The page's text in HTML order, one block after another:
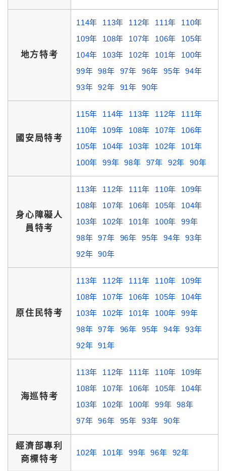
地方特考
114年 113年 112年 111年
110年
109年
108年 107年 106年
105年
104年
103年 102年 101年
100年
99年
98年 97年 96年 95年
94年
93年
92年 91年 90年
國安局特考
115年 114年 113年 112年
111年
110年
109年 108年 107年
106年
105年
104年 103年 102年
101年
100年
99年 98年 97年 92年 90年
身心障礙人
員特考
113年 112年 111年 110年
109年
108年
107年 106年 105年
104年
103年
102年 101年 100年
99年
98年
97年 96年 95年 94年
93年
92年
90年
原住民特考
113年 112年 111年 110年
109年
108年
107年 106年 105年
104年
103年
102年 101年 100年
99年
98年
97年 96年 95年 94年
93年
92年
91年
海巡特考
113年 112年 111年 110年
109年
108年
107年 106年 105年
104年
103年
102年 100年 99年
98年
97年
96年 95年 93年 90年
經濟部專利
商標特考
102年 101年 99年 96年 92年